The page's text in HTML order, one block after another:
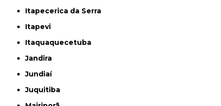
Itapecerica da Serra
Itapevi
Itaquaquecetuba
Jandira
Jundiaí
Juquitiba